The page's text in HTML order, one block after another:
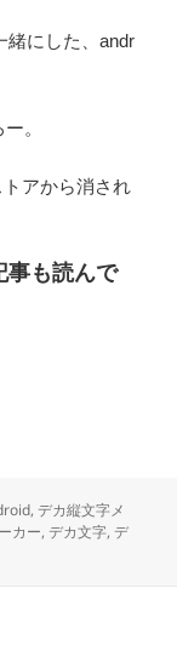
緒にした、andr
。
アから消され
事も読んで
,デカ縦文字メ
カー,デカ文字,デ